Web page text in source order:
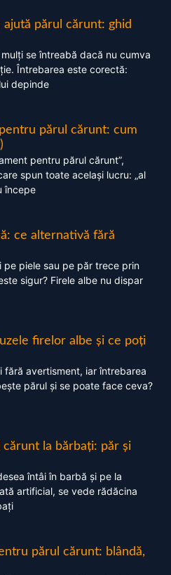
părul cărunt: ghid
se întreabă dacă nu cumva
Întrebarea este corectă:
depinde
părul cărunt: cum
pentru părul cărunt”,
spun toate același lucru: „al
începe
ce alternativă fără
piele sau pe păr trece prin
sigur? Firele albe nu dispar
firelor albe și ce poți
fără avertisment, iar întrebarea
părul și se poate face ceva?
la bărbați: păr și
întâi în barbă și pe la
artificial, se vede rădăcina
părul cărunt: blândă,